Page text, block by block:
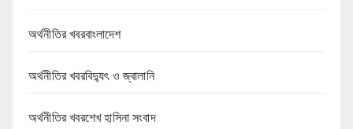
অর্থনীতির খবরবাংলাদেশ
অর্থনীতির খবরবিদ্যুৎ ও জ্বালানি
অর্থনীতির খবরশেখ হাসিনা সংবাদ